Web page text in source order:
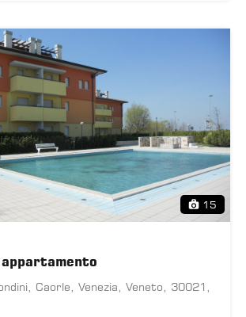
15
Caorle, Venezia, Veneto, 30021,